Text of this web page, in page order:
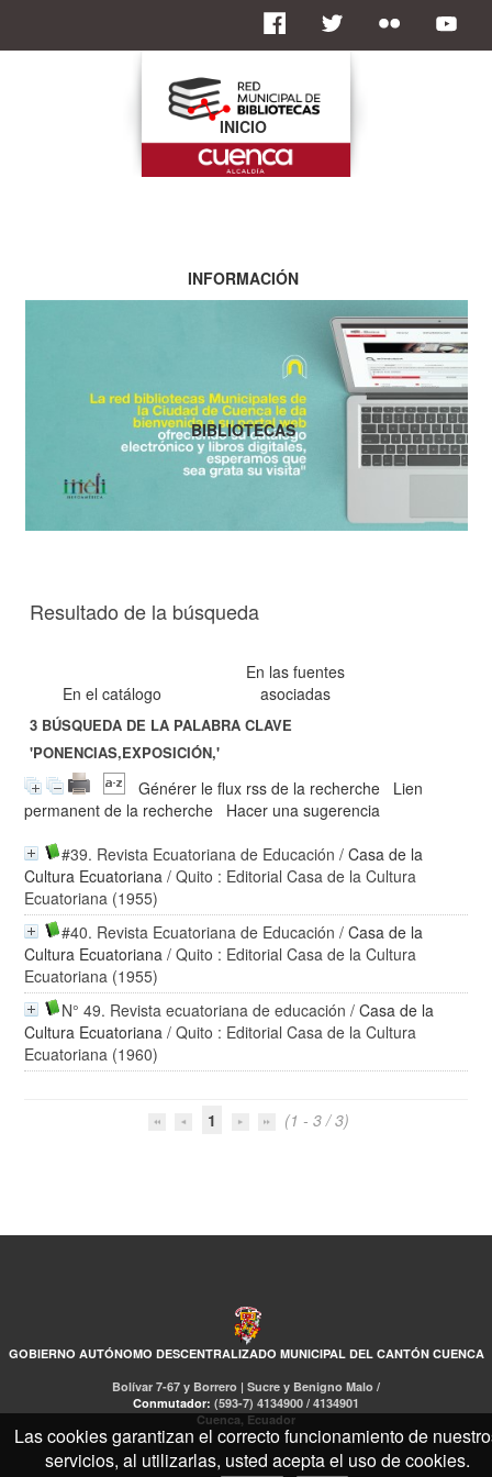
Resultado de la búsqueda
En el catálogo
En las fuentes
asociadas
3 BÚSQUEDA DE LA PALABRA CLAVE
'PONENCIAS,EXPOSICIÓN,'
Générer le flux rss de la recherche
Lien
permanent de la recherche
Hacer una sugerencia
#39. Revista Ecuatoriana de Educación /Casa de la
Cultura Ecuatoriana / Quito : Editorial Casa de la Cultura
Ecuatoriana (1955)
#40. Revista Ecuatoriana de Educación /Casa de la
Cultura Ecuatoriana / Quito : Editorial Casa de la Cultura
Ecuatoriana (1955)
N° 49. Revista ecuatoriana de educación /Casa de la
Cultura Ecuatoriana / Quito : Editorial Casa de la Cultura
Ecuatoriana (1960)
1 (1 - 3 / 3)
GOBIERNO AUTÓNOMO DESCENTRALIZADO MUNICIPAL DEL CANTÓN CUENCA
Bolívar 7-67 y Borrero | Sucre y Benigno Malo /
Conmutador: (593-7) 4134900 / 4134901
Cuenca, Ecuador
INICIO
INFORMACIÓN
BIBLIOTECAS
Las cookies garantizan el correcto funcionamiento de
servicios, al utilizarlas, usted acepta el uso de cookies.